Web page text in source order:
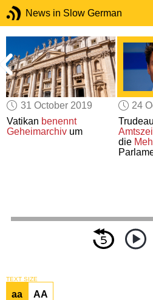
News in Slow German
31 October 2019
Vatikan benennt
Geheimarchiv um
24
die
TEXT SIZE
aa AA